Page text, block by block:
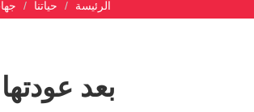
الرئيسة حياتنا
بعد